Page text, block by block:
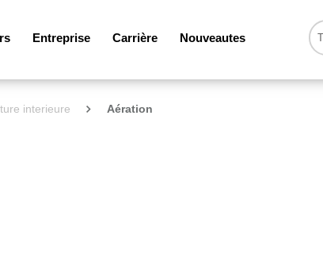
Entreprise Carrière Nouveautes
interieure Aération